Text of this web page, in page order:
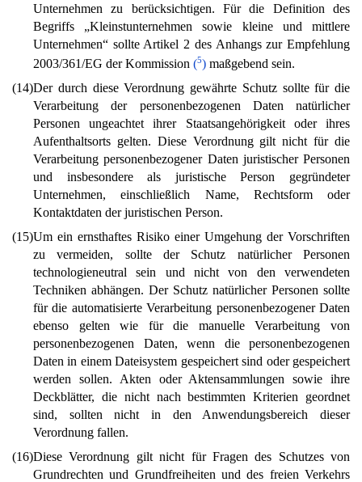
Unternehmen zu berücksichtigen. Für die Definition des
Begriffs „Kleinstunternehmen sowie kleine und mittlere
Unternehmen“ sollte Artikel 2 des Anhangs zur Empfehlung
2003/361/EG der Kommission (5) maßgebend sein.
(14)Der durch diese Verordnung gewährte Schutz sollte für die
Verarbeitung der personenbezogenen Daten natürlicher
Personen ungeachtet ihrer Staatsangehörigkeit oder ihres
Aufenthaltsorts gelten. Diese Verordnung gilt nicht für die
Verarbeitung personenbezogener Daten juristischer Personen
und insbesondere als juristische Person gegründeter
Unternehmen, einschließlich Name, Rechtsform oder
Kontaktdaten der juristischen Person.
(15)Um ein ernsthaftes Risiko einer Umgehung der Vorschriften
zu vermeiden, sollte der Schutz natürlicher Personen
technologieneutral sein und nicht von den verwendeten
Techniken abhängen. Der Schutz natürlicher Personen sollte
für die automatisierte Verarbeitung personenbezogener Daten
ebenso gelten wie für die manuelle Verarbeitung von
personenbezogenen Daten, wenn die personenbezogenen
Daten in einem Dateisystem gespeichert sind oder gespeichert
werden sollen. Akten oder Aktensammlungen sowie ihre
Deckblätter, die nicht nach bestimmten Kriterien geordnet
sind, sollten nicht in den Anwendungsbereich dieser
Verordnung fallen.
(16)Diese Verordnung gilt nicht für Fragen des Schutzes von
Grundrechten und Grundfreiheiten und des freien Verkehrs